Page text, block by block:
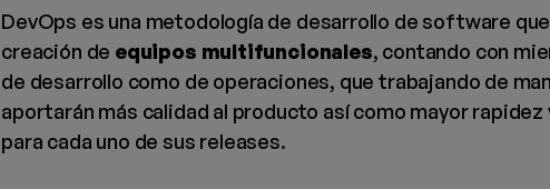
DevOps es una metodología de desarrollo de software
creación de equipos multifuncionales, contando con
de desarrollo como de operaciones, que trabajando de
aportarán más calidad al producto así como mayor
para cada uno de sus releases.